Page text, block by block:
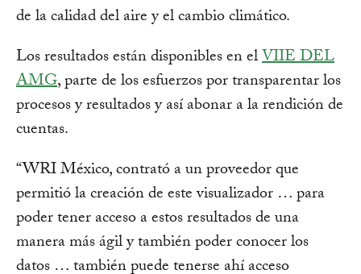
de la calidad del aire y el cambio climático.
Los resultados están disponibles en elVIIE DEL
AMG, parte de los esfuerzos por transparentar los
procesos y resultados y así abonar a la rendición de
cuentas.
“WRI México, contrató a un proveedor que
permitió la creación de este visualizador … para
poder tener acceso a estos resultados de una
manera más ágil y también poder conocer los
datos … también puede tenerse ahí acceso